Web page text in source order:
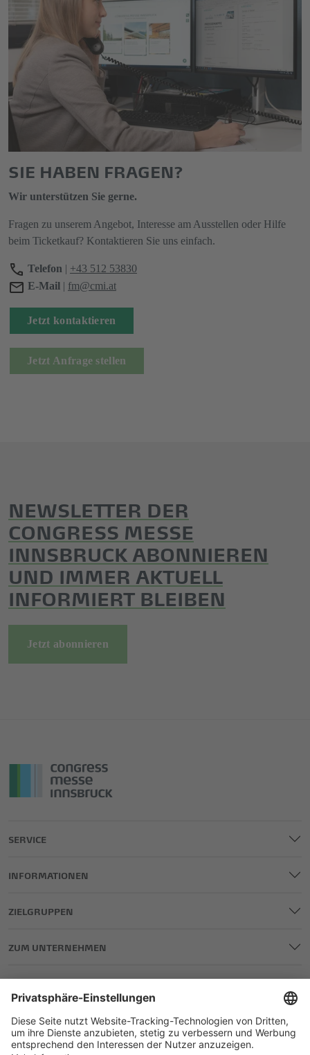
SIE HABEN FRAGEN?
Wir unterstützen Sie gerne.
Fragen zu unserem Angebot, Interesse am Ausstellen oder Hilfe
beim Ticketkauf? Kontaktieren Sie uns einfach.
Telefon | +43 512 53830
E-Mail | fm@cmi.at
Jetzt kontaktieren
Jetzt Anfrage stellen
NEWSLETTER DER
CONGRESS MESSE
INNSBRUCK ABONNIEREN
UND IMMER AKTUELL
INFORMIERT BLEIBEN
Jetzt abonnieren
SERVICE
INFORMATIONEN
ZIELGRUPPEN
ZUM UNTERNEHMEN
IMPRESSUM